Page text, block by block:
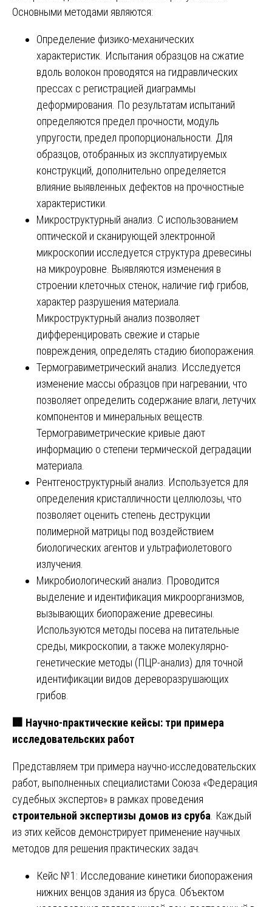
Основными методами являются:
Определение физико-механических
характеристик. Испытания образцов на сжатие
вдоль волокон проводятся на гидравлических
прессах с регистрацией диаграммы
деформирования. По результатам испытаний
определяются предел прочности, модуль
упругости, предел пропорциональности. Для
образцов, отобранных из эксплуатируемых
конструкций, дополнительно определяется
влияние выявленных дефектов на прочностные
характеристики.
Микроструктурный анализ. С использованием
оптической и сканирующей электронной
микроскопии исследуется структура древесины
на микроуровне. Выявляются изменения в
строении клеточных стенок, наличие гиф грибов,
характер разрушения материала.
Микроструктурный анализ позволяет
дифференцировать свежие и старые
повреждения, определять стадию биопоражения.
Термогравиметрический анализ. Исследуется
изменение массы образцов при нагревании, что
позволяет определить содержание влаги, летучих
компонентов и минеральных веществ.
Термогравиметрические кривые дают
информацию о степени термической деградации
материала.
Рентгеноструктурный анализ. Используется для
определения кристалличности целлюлозы, что
позволяет оценить степень деструкции
полимерной матрицы под воздействием
биологических агентов и ультрафиолетового
излучения.
Микробиологический анализ. Проводится
выделение и идентификация микроорганизмов,
вызывающих биопоражение древесины.
Используются методы посева на питательные
среды, микроскопии, а также молекулярно-
генетические методы (ПЦР-анализ) для точной
идентификации видов дереворазрушающих
грибов.
🏢 Научно-практические кейсы: три примера
исследовательских работ
Представляем три примера научно-исследовательских
работ, выполненных специалистами Союза «Федерация
судебных экспертов» в рамках проведения
строительной экспертизы домов из сруба . Каждый
из этих кейсов демонстрирует применение научных
методов для решения практических задач.
Кейс №1: Исследование кинетики биопоражения
нижних венцов здания из бруса. Объектом